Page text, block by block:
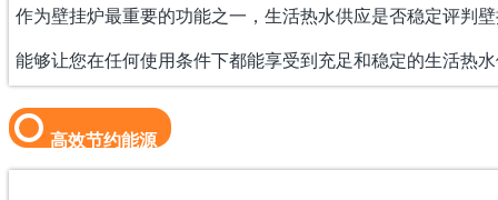
作为壁挂炉最重要的功能之一，生活热水供应是否稳定评判
能够让您在任何使用条件下都能享受到充足和稳定的生活热
高效节约能源